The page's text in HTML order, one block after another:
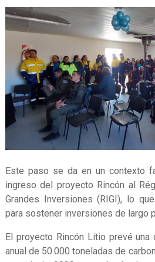
Este paso se da en un contexto
ingreso del proyecto Rincón al
Grandes Inversiones (RIGI), lo
para sostener inversiones de largo
El proyecto Rincón Litio prevé una
anual de 50.000 toneladas de